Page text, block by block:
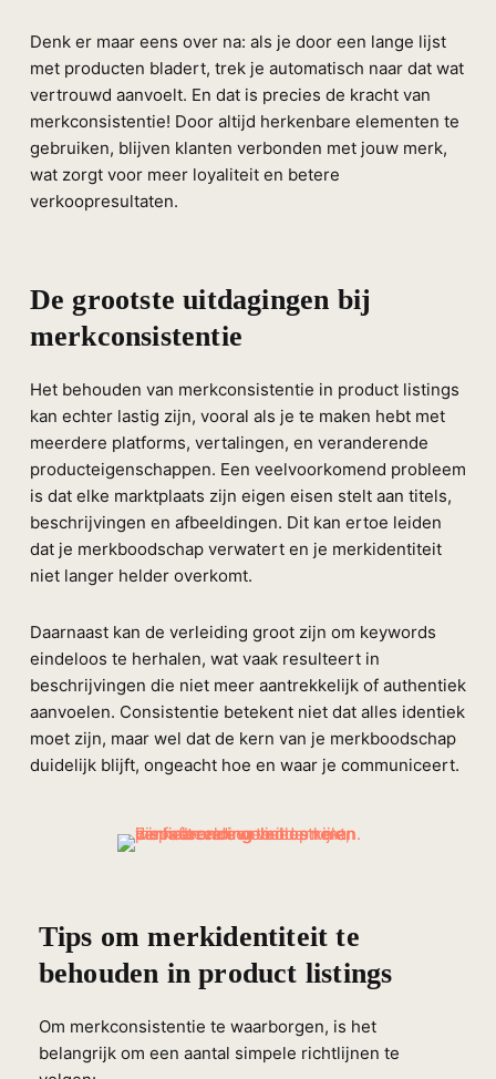
Denk er maar eens over na: als je door een lange lijst
met producten bladert, trek je automatisch naar dat wat
vertrouwd aanvoelt. En dat is precies de kracht van
merkconsistentie! Door altijd herkenbare elementen te
gebruiken, blijven klanten verbonden met jouw merk,
wat zorgt voor meer loyaliteit en betere
verkoopresultaten.
De grootste uitdagingen bij
merkconsistentie
Het behouden van merkconsistentie in product listings
kan echter lastig zijn, vooral als je te maken hebt met
meerdere platforms, vertalingen, en veranderende
producteigenschappen. Een veelvoorkomend probleem
is dat elke marktplaats zijn eigen eisen stelt aan titels,
beschrijvingen en afbeeldingen. Dit kan ertoe leiden
dat je merkboodschap verwatert en je merkidentiteit
niet langer helder overkomt.
Daarnaast kan de verleiding groot zijn om keywords
eindeloos te herhalen, wat vaak resulteert in
beschrijvingen die niet meer aantrekkelijk of authentiek
aanvoelen. Consistentie betekent niet dat alles identiek
moet zijn, maar wel dat de kern van je merkboodschap
duidelijk blijft, ongeacht hoe en waar je communiceert.
Tips om merkidentiteit te
behouden in product listings
Om merkconsistentie te waarborgen, is het
belangrijk om een aantal simpele richtlijnen te